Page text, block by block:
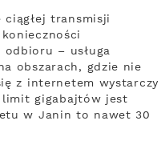
transmisji
odbioru – usługa
obszarach, gdzie nie
z internetem wystarczy
gigabajtów jest
w Janin to nawet 30